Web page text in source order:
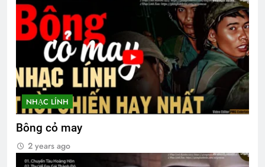
CTBCTY Tập III chương 23
3 Years Ago
MỘT TRỜI KỶ NIỆM
3 Years Ago
3 Years Ago
NHẠC LÍNH
Bông cỏ may
2 years ago